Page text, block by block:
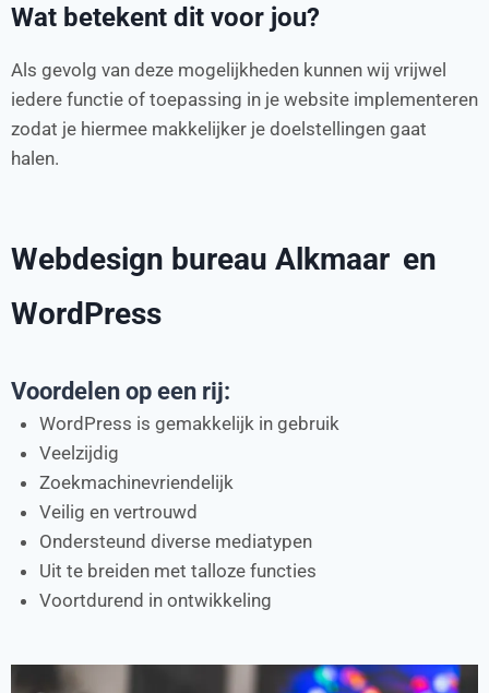
Wat betekent dit voor jou?
Als gevolg van deze mogelijkheden kunnen wij vrijwel
iedere functie of toepassing in je website implementeren
zodat je hiermee makkelijker je doelstellingen gaat
halen.
Webdesign bureau Alkmaar en
WordPress
Voordelen op een rij:
WordPress is gemakkelijk in gebruik
Veelzijdig
Zoekmachinevriendelijk
Veilig en vertrouwd
Ondersteund diverse mediatypen
Uit te breiden met talloze functies
Voortdurend in ontwikkeling